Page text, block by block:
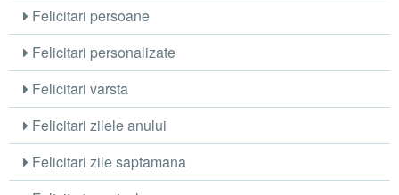
Felicitari persoane
Felicitari personalizate
Felicitari varsta
Felicitari zilele anului
Felicitari zile saptamana